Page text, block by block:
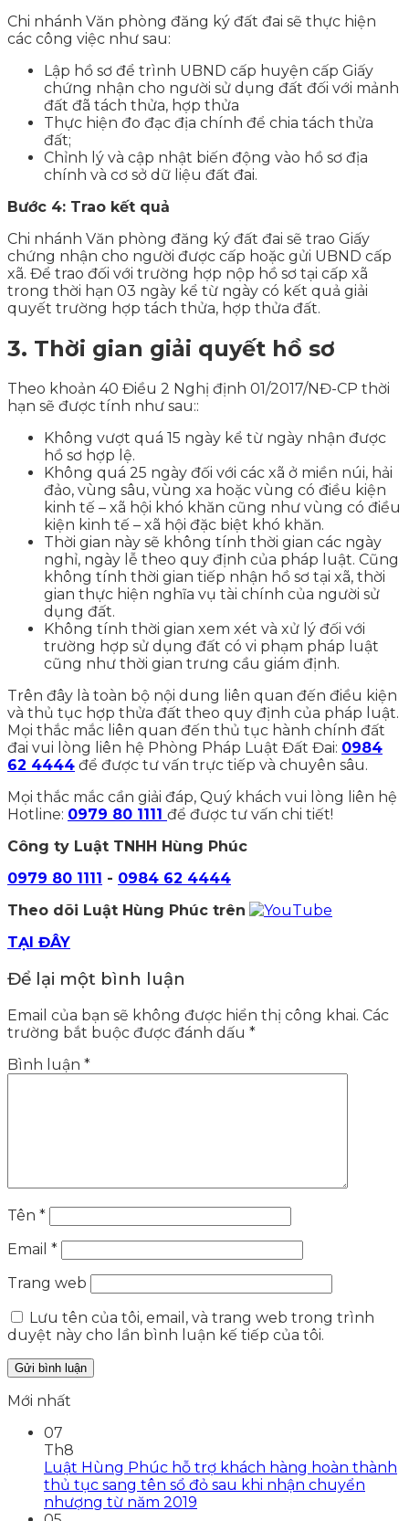
Chi nhánh Văn phòng đăng ký đất đai sẽ thực hiện
các công việc như sau:
Lập hồ sơ để trình UBND cấp huyện cấp Giấy
chứng nhận cho người sử dụng đất đối với mảnh
đất đã tách thửa, hợp thửa
Thực hiện đo đạc địa chính để chia tách thửa
đất;
Chỉnh lý và cập nhật biến động vào hồ sơ địa
chính và cơ sở dữ liệu đất đai.
Bước 4: Trao kết quả
Chi nhánh Văn phòng đăng ký đất đai sẽ trao Giấy
chứng nhận cho người được cấp hoặc gửi UBND cấp
xã. Để trao đối với trường hợp nộp hồ sơ tại cấp xã
trong thời hạn 03 ngày kể từ ngày có kết quả giải
quyết trường hợp tách thửa, hợp thửa đất.
3. Thời gian giải quyết hồ sơ
Theo khoản 40 Điều 2 Nghị định 01/2017/NĐ-CP thời
hạn sẽ được tính như sau::
Không vượt quá 15 ngày kể từ ngày nhận được
hồ sơ hợp lệ.
Không quá 25 ngày đối với các xã ở miền núi, hải
đảo, vùng sâu, vùng xa hoặc vùng có điều kiện
kinh tế – xã hội khó khăn cũng như vùng có điều
kiện kinh tế – xã hội đặc biệt khó khăn.
Thời gian này sẽ không tính thời gian các ngày
nghỉ, ngày lễ theo quy định của pháp luật. Cũng
không tính thời gian tiếp nhận hồ sơ tại xã, thời
gian thực hiện nghĩa vụ tài chính của người sử
dụng đất.
Không tính thời gian xem xét và xử lý đối với
trường hợp sử dụng đất có vi phạm pháp luật
cũng như thời gian trưng cầu giám định.
Trên đây là toàn bộ nội dung liên quan đến điều kiện
và thủ tục hợp thửa đất theo quy định của pháp luật.
Mọi thắc mắc liên quan đến thủ tục hành chính đất
đai vui lòng liên hệ Phòng Pháp Luật Đất Đai: 0984
62 4444 để được tư vấn trực tiếp và chuyên sâu.
Mọi thắc mắc cần giải đáp, Quý khách vui lòng liên hệ
Hotline: 0979 80 1111 để được tư vấn chi tiết!
Công ty Luật TNHH Hùng Phúc
0979 80 1111 - 0984 62 4444
Theo dõi Luật Hùng Phúc trên
TẠI ĐÂY
Để lại một bình luận
Email của bạn sẽ không được hiển thị công khai. Các
trường bắt buộc được đánh dấu *
Bình luận *
Tên *
Email *
Trang web
Lưu tên của tôi, email, và trang web trong trình
duyệt này cho lần bình luận kế tiếp của tôi.
Mới nhất
07
Th8
Luật Hùng Phúc hỗ trợ khách hàng hoàn thành
thủ tục sang tên sổ đỏ sau khi nhận chuyển
nhượng từ năm 2019